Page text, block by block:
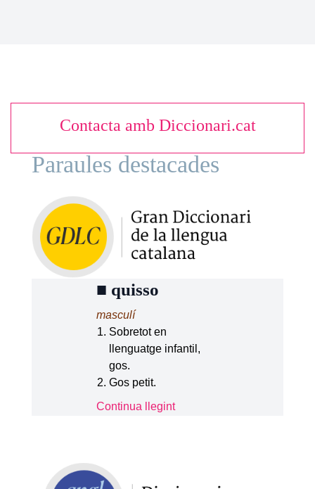
Contacta amb Diccionari.cat
Paraules destacades
■ quisso
masculí
Sobretot en
llenguatge infantil,
gos.
Gos petit.
Continua llegint